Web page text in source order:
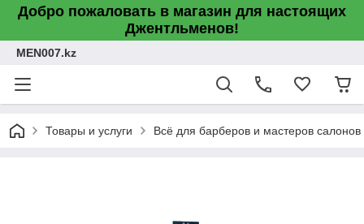
Добро пожаловать в магазин для настоящих
Джентльменов!
MEN007.kz
Товары и услуги Всё для барберов и мастеров салонов